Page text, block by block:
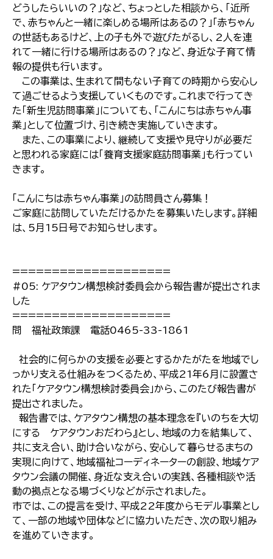
どうしたらいいの？」など、ちょっとした相談から、「近所
で、赤ちゃんと一緒に楽しめる場所はあるの？」「赤ちゃん
の世話もあるけど、上の子も外で遊びたがるし、2人を連
れて一緒に行ける場所はあるの？」など、身近な子育て情
報の提供も行います。
この事業は、生まれて間もない子育ての時期から安心し
て過ごせるよう支援していくものです。これまで行ってき
た「新生児訪問事業」についても、「こんにちは赤ちゃん事
業」として位置づけ、引き続き実施していきます。
また、この事業により、継続して支援や見守りが必要だ
と思われる家庭には「養育支援家庭訪問事業」も行ってい
きます。
「こんにちは赤ちゃん事業」の訪問員さん募集！
ご家庭に訪問していただけるかたを募集いたします。詳細
は、5月15日号でお知らせします。
====================
#05: ケアタウン構想検討委員会から報告書が提出されま
した
====================
問 福祉政策課 電話0465-33-1861
社会的に何らかの支援を必要とするかたがたを地域でし
っかり支える仕組みをつくるため、平成21年6月に設置さ
れた「ケアタウン構想検討委員会」から、このたび報告書が
提出されました。
報告書では、ケアタウン構想の基本理念を『いのちを大切
にする ケアタウンおだわら』とし、地域の力を結集して、
共に支え合い、助け合いながら、安心して暮らせるまちの
実現に向けて、地域福祉コーディネーターの創設、地域ケア
タウン会議の開催、身近な支え合いの実践、各種相談や活
動の拠点となる場づくりなどが示されました。
市では、この提言を受け、平成22年度からモデル事業とし
て、一部の地域や団体などに協力いただき、次の取り組み
を進めていきます。